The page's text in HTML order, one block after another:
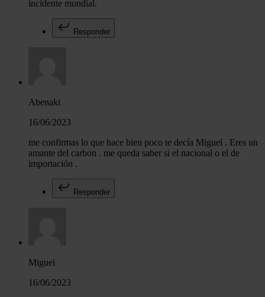
incidente mundial.
Responder
Abenaki
16/06/2023
me confirmas lo que hace bien poco te decía Miguel . Eres un
amante del carbon . me queda saber si el nacional o el de
importación .
Responder
Miguel
16/06/2023